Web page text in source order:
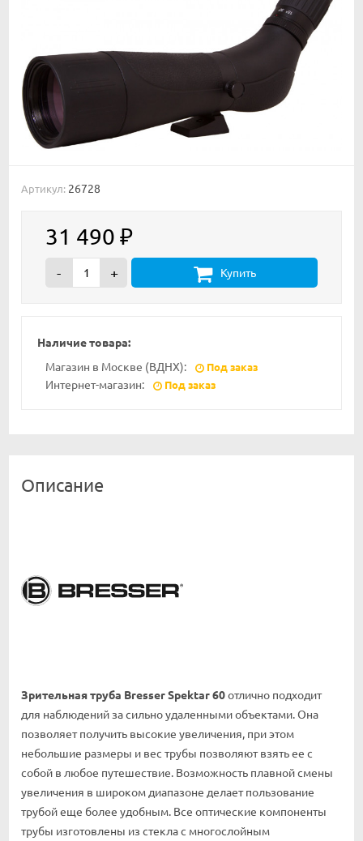
Артикул: 26728
31 490 ₽
- + Купить
Наличие товара:
Магазин в Москве (ВДНХ):
Под заказ
Интернет-магазин: Под заказ
Описание
Зрительная труба Bresser Spektar 60отлично подходит
для наблюдений за сильно удаленными объектами. Она
позволяет получить высокие увеличения, при этом
небольшие размеры и вес трубы позволяют взять ее с
собой в любое путешествие. Возможность плавной смены
увеличения в широком диапазоне делает пользование
трубой еще более удобным. Все оптические компоненты
трубы изготовлены из стекла с многослойным